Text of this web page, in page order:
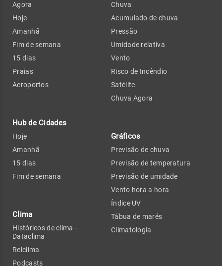
Agora
Hoje
Amanhã
Fim de semana
15 dias
Praias
Aeroportos
Hub de Cidades
Hoje
Amanhã
15 dias
Fim de semana
Clima
Históricos de clima -
Dataclima
Relclima
Podcasts
Chuva
Acumulado de chuva
Pressão
Umidade relativa
Vento
Risco de Incêndio
Satélite
Chuva Agora
Gráficos
Previsão de chuva
Previsão de temperatura
Previsão de umidade
Vento hora a hora
Índice UV
Tábua de marés
Climatologia